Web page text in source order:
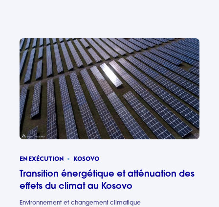
EN EXÉCUTION KOSOVO
Transition énergétique et atténuation des
effets du climat au Kosovo
Environnement et changement climatique